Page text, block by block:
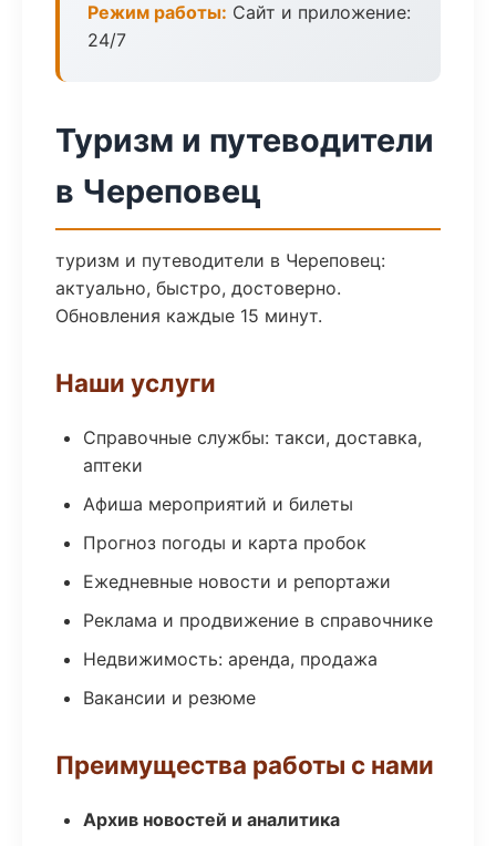
Режим работы: Сайт и приложение:
24/7
Туризм и путеводители
в Череповец
туризм и путеводители в Череповец:
актуально, быстро, достоверно.
Обновления каждые 15 минут.
Наши услуги
Справочные службы: такси, доставка,
аптеки
Афиша мероприятий и билеты
Прогноз погоды и карта пробок
Ежедневные новости и репортажи
Реклама и продвижение в справочнике
Недвижимость: аренда, продажа
Вакансии и резюме
Преимущества работы с нами
Архив новостей и аналитика